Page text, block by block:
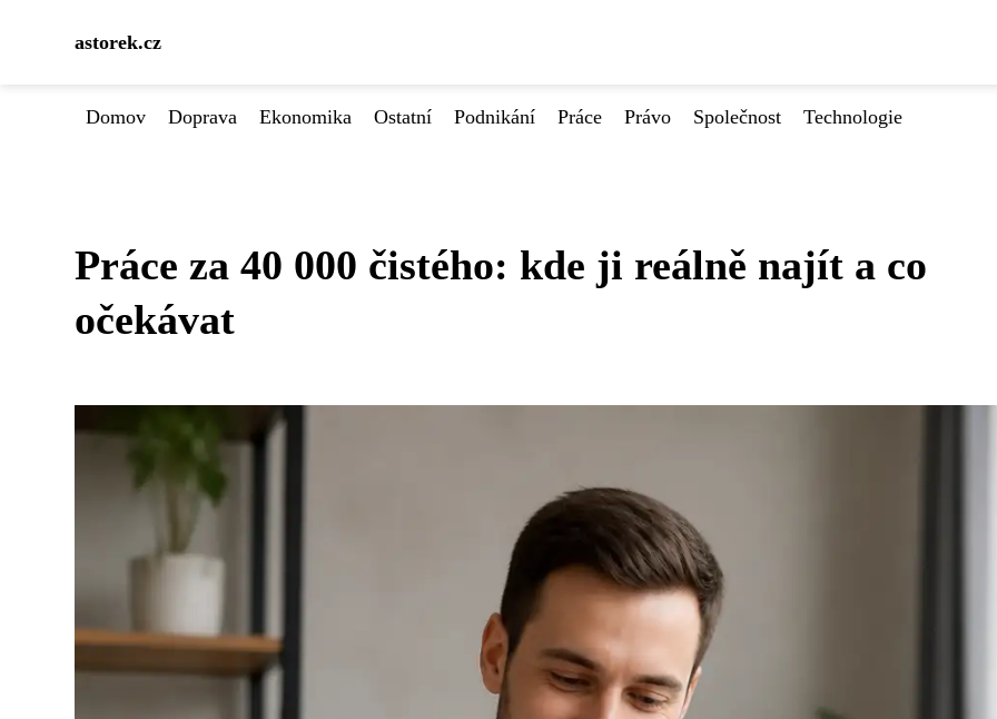
astorek.cz
Domov Doprava Ekonomika Ostatní Podnikání Práce Právo Společnost Technologie
Práce za 40 000 čistého: kde ji reálně najít a co
očekávat